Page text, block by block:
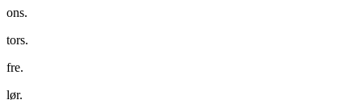
ons.
tors.
fre.
lør.